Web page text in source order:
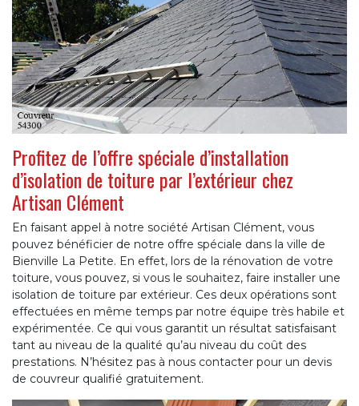
Profitez de l’offre spéciale d’installation
d’isolation de toiture par l’extérieur chez
Artisan Clément
En faisant appel à notre société Artisan Clément, vous
pouvez bénéficier de notre offre spéciale dans la ville de
Bienville La Petite. En effet, lors de la rénovation de votre
toiture, vous pouvez, si vous le souhaitez, faire installer une
isolation de toiture par extérieur. Ces deux opérations sont
effectuées en même temps par notre équipe très habile et
expérimentée. Ce qui vous garantit un résultat satisfaisant
tant au niveau de la qualité qu’au niveau du coût des
prestations. N’hésitez pas à nous contacter pour un devis
de couvreur qualifié gratuitement.